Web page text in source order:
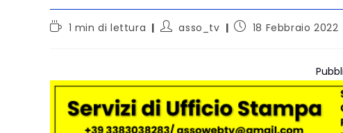
1 min di lettura asso_tv 18 Febbraio 2022